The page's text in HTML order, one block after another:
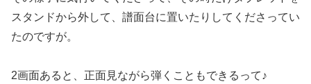
スタンドから外して、譜面台に置いたりしてくださってい
たのですが。
2画面あると、正面見ながら弾くこともできるって♪